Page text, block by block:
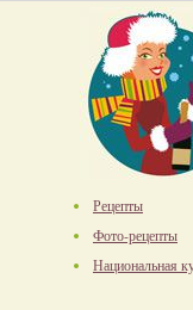
Рецепты
Фото-рецепты
Национальная